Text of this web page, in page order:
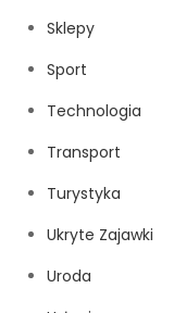
Sklepy
Sport
Technologia
Transport
Turystyka
Ukryte Zajawki
Uroda